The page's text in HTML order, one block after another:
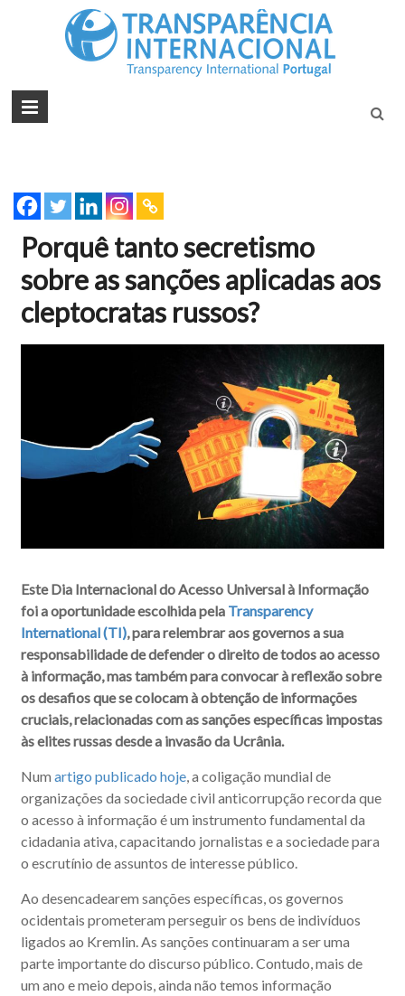
Porquê tanto secretismo
sobre as sanções aplicadas aos
cleptocratas russos?
Este Dia Internacional do Acesso Universal à Informação
foi a oportunidade escolhida pela Transparency
International (TI), para relembrar aos governos a sua
responsabilidade de defender o direito de todos ao acesso
à informação, mas também para convocar à reflexão sobre
os desafios que se colocam à obtenção de informações
cruciais, relacionadas com as sanções específicas impostas
às elites russas desde a invasão da Ucrânia.
Numartigo publicado hoje , a coligação mundial de
organizações da sociedade civil anticorrupção recorda que
o acesso à informação é um instrumento fundamental da
cidadania ativa, capacitando jornalistas e a sociedade para
o escrutínio de assuntos de interesse público.
Ao desencadearem sanções específicas, os governos
ocidentais prometeram perseguir os bens de indivíduos
ligados ao Kremlin. As sanções continuaram a ser uma
parte importante do discurso público. Contudo, mais de
um ano e meio depois, ainda não temos informação